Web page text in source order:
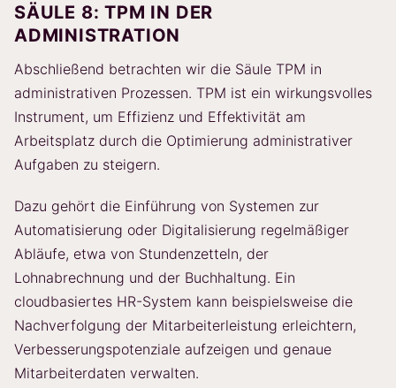
SÄULE 8: TPM IN DER
ADMINISTRATION
Abschließend betrachten wir die Säule TPM in
administrativen Prozessen. TPM ist ein wirkungsvolles
Instrument, um Effizienz und Effektivität am
Arbeitsplatz durch die Optimierung administrativer
Aufgaben zu steigern.
Dazu gehört die Einführung von Systemen zur
Automatisierung oder Digitalisierung regelmäßiger
Abläufe, etwa von Stundenzetteln, der
Lohnabrechnung und der Buchhaltung. Ein
cloudbasiertes HR-System kann beispielsweise die
Nachverfolgung der Mitarbeiterleistung erleichtern,
Verbesserungspotenziale aufzeigen und genaue
Mitarbeiterdaten verwalten.